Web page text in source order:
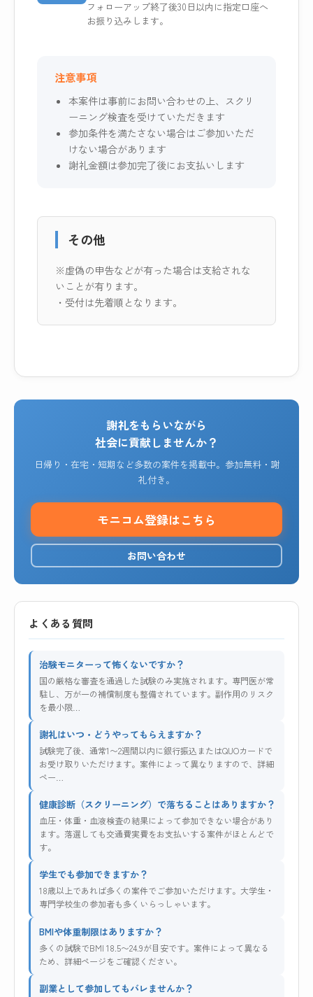
フォローアップ終了後30日以内に指定口座へ
お振り込みします。
注意事項
本案件は事前にお問い合わせの上、スクリ
ーニング検査を受けていただきます
参加条件を満たさない場合はご参加いただ
けない場合があります
謝礼金額は参加完了後にお支払いします
その他
※虚偽の申告などが有った場合は支給されな
いことが有ります。
・受付は先着順となります。
謝礼をもらいながら
社会に貢献しませんか？
日帰り・在宅・短期など多数の案件を掲載中。参加無料・謝
礼付き。
モニコム登録はこちら
お問い合わせ
よくある質問
治験モニターって怖くないですか？
国の厳格な審査を通過した試験のみ実施されます。専門医が常
駐し、万が一の補償制度も整備されています。副作用のリスク
を最小限…
謝礼はいつ・どうやってもらえますか？
試験完了後、通常1〜2週間以内に銀行振込またはQUOカードで
お受け取りいただけます。案件によって異なりますので、詳細
ペー…
健康診断（スクリーニング）で落ちることはありますか？
血圧・体重・血液検査の結果によって参加できない場合があり
ます。落選しても交通費実費をお支払いする案件がほとんどで
す。
学生でも参加できますか？
18歳以上であれば多くの案件でご参加いただけます。大学生・
専門学校生の参加者も多くいらっしゃいます。
BMIや体重制限はありますか？
多くの試験でBMI 18.5〜24.9が目安です。案件によって異なる
ため、詳細ページをご確認ください。
副業として参加してもバレませんか？